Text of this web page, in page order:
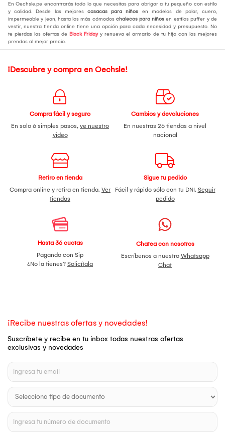
En Oechsle.pe encontrarás todo lo que necesitas para abrigar a tu pequeño con estilo
y calidad. Desde las mejores casacas para niños en modelos de polar, cuero,
impermeable y jean, hasta los más cómodos chalecos para niños en estilos puffer y de
vestir, nuestra tienda online tiene una opción para cada necesidad y presupuesto. No
te pierdas las ofertas de Black Fridayy renueva el armario de tu hijo con las mejores
prendas al mejor precio.
¡Descubre y compra en Oechsle!
Compra fácil y seguro
En solo 6 simples pasos, ve nuestro
video
Cambios y devoluciones
En nuestras 26 tiendas a nivel
nacional
Retiro en tienda
Compra online y retira en tienda. Ver
tiendas
Sigue tu pedido
Fácil y rápido sólo con tu DNI. Seguir
pedido
Hasta 36 cuotas
Pagando con Sip
¿No la tienes? Solicítala
Chatea con nosotros
Escríbenos a nuestro Whatsapp
Chat
¡Recibe nuestras ofertas y novedades!
Suscríbete y recibe en tu inbox todas nuestras ofertas
exclusivas y novedades